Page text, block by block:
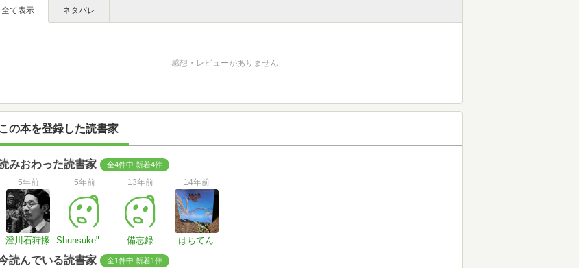
全て表示 ネタバレ
感想・レビューがありません
この本を登録した読書家
みおわった読書家 全4件中 新着4件
5年前
澄川石狩掾
5年前
Shunsuke"miniken"ONO
13年前
備忘録
14年前
はちてん
読んでいる読書家 全1件中 新着1件